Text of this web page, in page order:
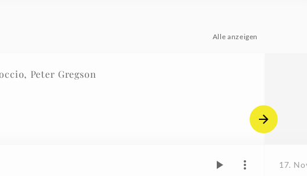
Alle anzeigen
Peter Gregson
17.